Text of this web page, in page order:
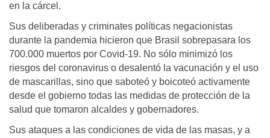
en la cárcel.
Sus deliberadas y criminates políticas negacionistas
durante la pandemia hicieron que Brasil sobrepasara los
700.000 muertos por Covid-19. No sólo minimizó los
riesgos del coronavirus o desalentó la vacunación y el uso
de mascarillas, sino que saboteó y boicoteó activamente
desde el gobierno todas las medidas de protección de la
salud que tomaron alcaldes y gobernadores.
Sus ataques a las condiciones de vida de las masas, y a